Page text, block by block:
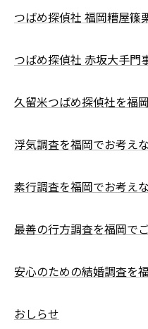
つばめ探偵社 福岡糟屋篠
つばめ探偵社 赤坂大手門
久留米つばめ探偵社を福
浮気調査を福岡でお考え
素行調査を福岡でお考え
最善の行方調査を福岡で
安心のための結婚調査を
おしらせ